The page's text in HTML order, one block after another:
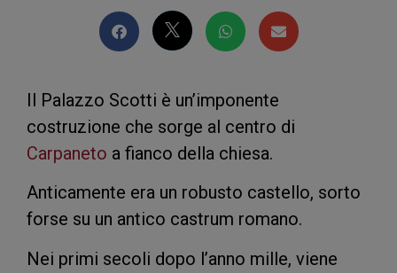
Il Palazzo Scotti è un’imponente
costruzione che sorge al centro di
Carpaneto a fianco della chiesa.
Anticamente era un robusto castello, sorto
forse su un antico castrum romano.
Nei primi secoli dopo l’anno mille, viene